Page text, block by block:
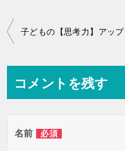
投
ビ
ー
コメントを残す
名前 必須